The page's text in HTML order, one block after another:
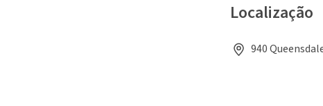
Localização
940